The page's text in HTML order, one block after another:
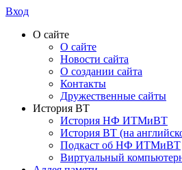
Вход
О сайте
О сайте
Новости сайта
О создании сайта
Контакты
Дружественные сайты
История ВТ
История НФ ИТМиВТ
История ВТ (на
Подкаст об НФ ИТМиВТ
Виртуальный